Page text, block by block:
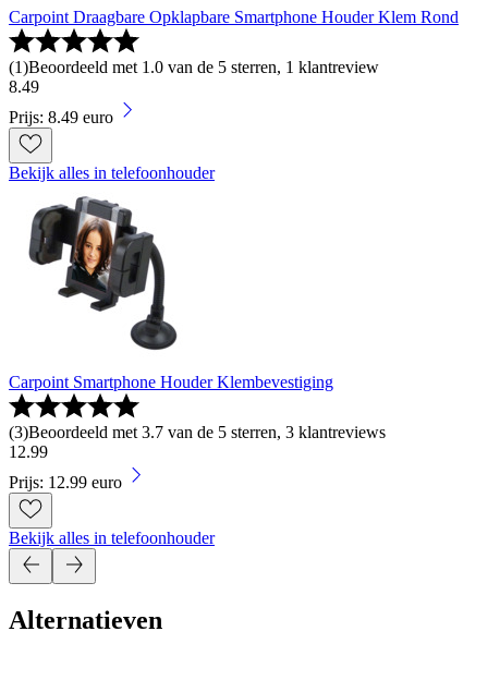
Carpoint Draagbare Opklapbare Smartphone Houder Klem Rond
(1)Beoordeeld met 1.0 van de 5 sterren, 1 klantreview
8.49
Prijs: 8.49 euro
Bekijk alles in telefoonhouder
Carpoint Smartphone Houder Klembevestiging
(3)Beoordeeld met 3.7 van de 5 sterren, 3 klantreviews
12.99
Prijs: 12.99 euro
Bekijk alles in telefoonhouder
Alternatieven